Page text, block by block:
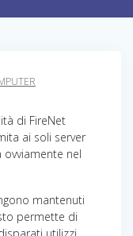
di FireNet
ai soli server
nel
mantenuti
permette di